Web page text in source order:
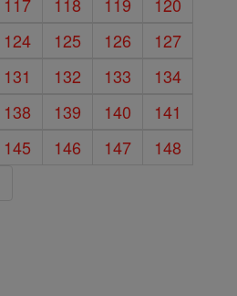
124 125 126
127
131 132 133
134
138 139 140
141
145 146 147
148